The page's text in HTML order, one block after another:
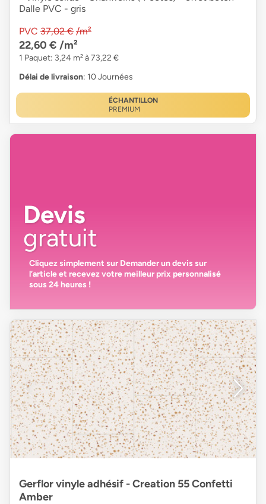
Dalle PVC - gris
PVC 37,02 € /m²
22,60 € /m²
1 Paquet: 3,24 m² à 73,22 €
Délai de livraison: 10 Journées
ÉCHANTILLON
PREMIUM
Devis
gratuit
Cliquez simplement sur Demander un devissur
l’article et recevez votremeilleur prix personnalisé
sous 24 heures !
Gerflor vinyle adhésif - Creation 55 Confetti
Amber